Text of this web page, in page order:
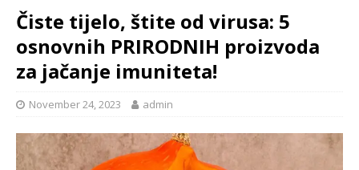
Čiste tijelo, štite od virusa: 5
osnovnih PRIRODNIH proizvoda
za jačanje imuniteta!
November 24, 2023 admin